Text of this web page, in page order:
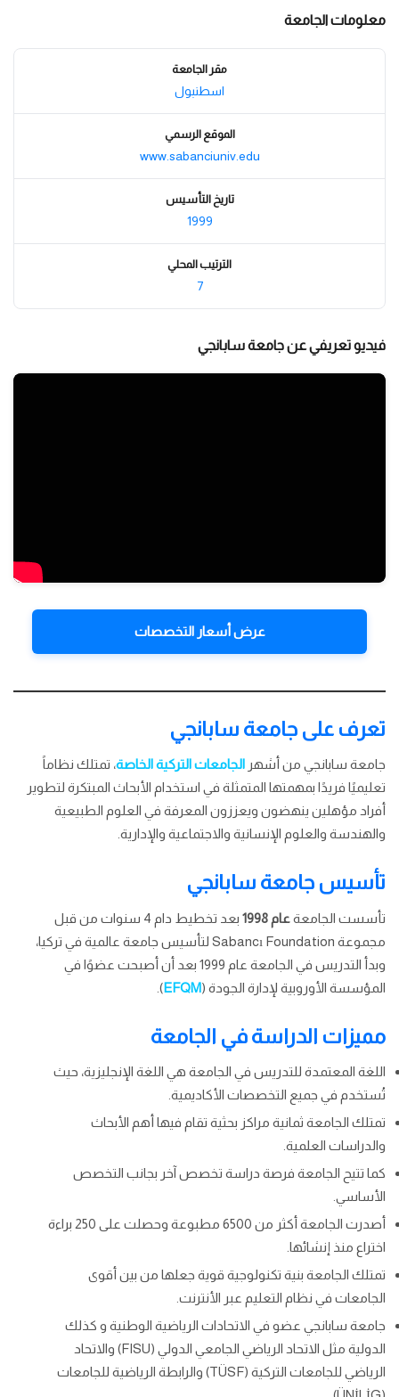
معلومات الجامعة
مقر الجامعة
اسطنبول
الموقع الرسمي
www.sabanciuniv.edu
تاريخ التأسيس
1999
الترتيب المحلي
7
فيديو تعريفي عن جامعة سابانجي
عرض أسعار التخصصات
تعرف على جامعة سابانجي
جامعة سابانجي من أشهر الجامعات التركية الخاصة، تمتلك نظاماً
تعليميًا فريدًا بمهمتها المتمثلة في استخدام الأبحاث المبتكرة لتطوير
أفراد مؤهلين ينهضون ويعززون المعرفة في العلوم الطبيعية
والهندسة والعلوم الإنسانية والاجتماعية والإدارية.
تأسيس جامعة سابانجي
تأسست الجامعةعام 1998
بعد تخطيط دام 4 سنوات من قبل
مجموعة Sabancı Foundation لتأسيس جامعة عالمية في تركيا،
وبدأ التدريس في الجامعة عام 1999 بعد أن أصبحت عضوًا في
المؤسسة الأوروبية لإدارة الجودة (EFQM
).
مميزات الدراسة في الجامعة
اللغة المعتمدة للتدريس في الجامعة هي اللغة الإنجليزية، حيث
تُستخدم في جميع التخصصات الأكاديمية.
تمتلك الجامعة ثمانية مراكز بحثية تقام فيها أهم الأبحاث
والدراسات العلمية.
كما تتيح الجامعة فرصة دراسة تخصص آخر بجانب التخصص
الأساسي.
أصدرت الجامعة أكثر من 6500 مطبوعة وحصلت على 250 براءة
اختراع منذ إنشائها.
تمتلك الجامعة بنية تكنولوجية قوية جعلها من بين أقوى
الجامعات في نظام التعليم عبر الأنترنت.
جامعة سابانجي عضو في الاتحادات الرياضية الوطنية و كذلك
الدولية مثل الاتحاد الرياضي الجامعي الدولي (FISU) والاتحاد
الرياضي للجامعات التركية (TÜSF) والرابطة الرياضية للجامعات